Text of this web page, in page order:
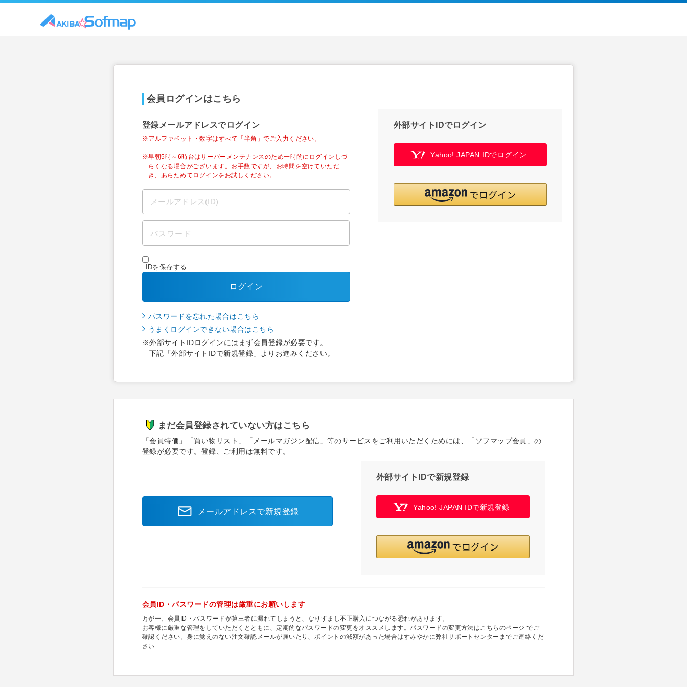
会員ログインはこちら
登録メールアドレスでログイン
※アルファベット・数字はすべて「半角」でご入力ください。
※早朝5時～6時台はサーバーメンテナンスのため一時的にログインしづ
らくなる場合がございます。お手数ですが、お時間を空けていただ
き、あらためてログインをお試しください。
IDを保存する
ログイン
パスワードを忘れた場合はこちら
うまくログインできない場合はこちら
※外部サイトIDログインにはまず会員登録が必要です。
下記「外部サイトIDで新規登録」よりお進みください。
外部サイトIDでログイン
Yahoo! JAPAN IDでログイン
まだ会員登録されていない方はこちら
「会員特価」「買い物リスト」「メールマガジン配信」等のサービスをご利用いただくためには、「ソフマップ会員」の
登録が必要です。登録、ご利用は無料です。
メールアドレスで新規登録
外部サイトIDで新規登録
Yahoo! JAPAN IDで新規登録
会員ID・パスワードの管理は厳重にお願いします
万が一、会員ID・パスワードが第三者に漏れてしまうと、なりすまし不正購入につながる恐れがあります。
お客様に厳重な管理をしていただくとともに、定期的なパスワードの変更をオススメします。パスワードの変更方法はこちらのページ でご
確認ください。身に覚えのない注文確認メールが届いたり、ポイントの減額があった場合はすみやかに弊社サポートセンターまでご連絡くだ
さい